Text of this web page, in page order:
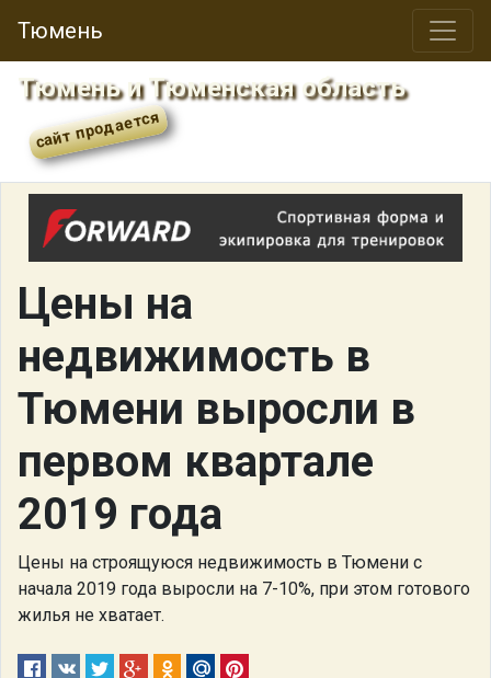
Тюмень
Тюмень и Тюменская область
Цены на
недвижимость в
Тюмени выросли в
первом квартале
2019 года
Цены на строящуюся недвижимость в Тюмени с
начала 2019 года выросли на 7-10%, при этом готового
жилья не хватает.